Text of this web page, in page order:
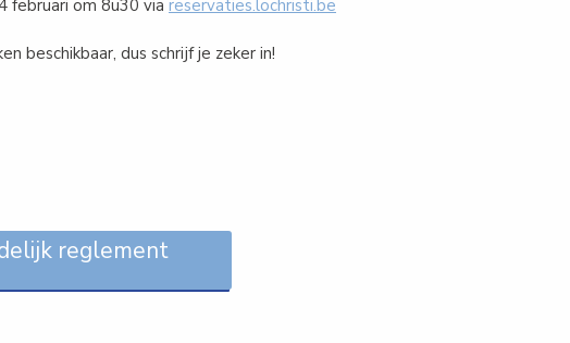
februari om 8u30 via reservaties.lochristi.be
beschikbaar, dus schrijf je zeker in!
reglement